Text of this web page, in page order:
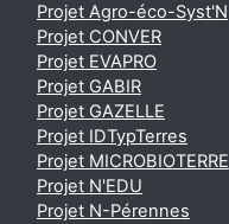
Projet Agro-éco-Syst'N
Projet CONVER
Projet EVAPRO
Projet GABIR
Projet GAZELLE
Projet IDTypTerres
Projet MICROBIOTERRE
Projet N'EDU
Projet N-Pérennes